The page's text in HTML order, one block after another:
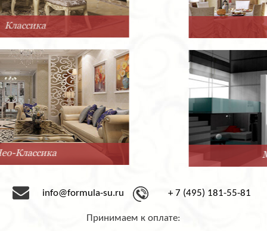
Минимализм
info@formula-su.ru + 7 (495) 181-55-81
Принимаем к оплате: